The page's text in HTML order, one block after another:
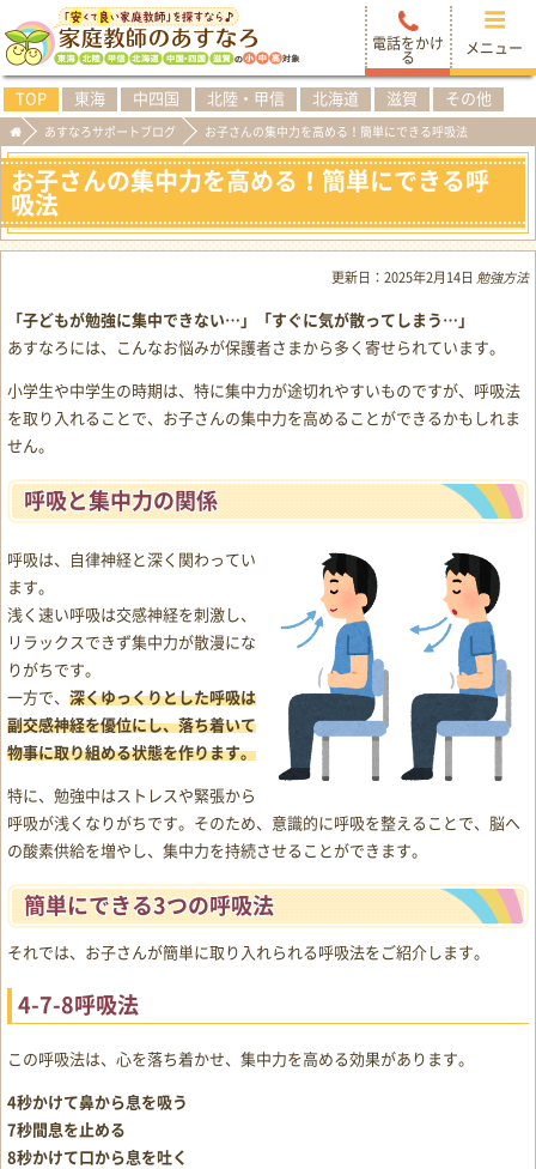
電話をかけ
る
メニュー
TOP 東海 中四国 北陸・甲信 北海道 滋賀 その他
あすなろサポートブログ お子さんの集中力を高める！簡単にできる呼吸法
お子さんの集中力を高める！簡単にできる呼
吸法
更新日： 2025年2月14日 勉強方法
「子どもが勉強に集中できない…」「すぐに気が散ってしまう…」
あすなろには、こんなお悩みが保護者さまから多く寄せられています。
小学生や中学生の時期は、特に集中力が途切れやすいものですが、呼吸法
を取り入れることで、お子さんの集中力を高めることができるかもしれま
せん。
呼吸と集中力の関係
呼吸は、自律神経と深く関わってい
ます。
浅く速い呼吸は交感神経を刺激し、
リラックスできず集中力が散漫にな
りがちです。
一方で、 深くゆっくりとした呼吸は
副交感神経を優位にし、落ち着いて
物事に取り組める状態を作ります。
特に、勉強中はストレスや緊張から
呼吸が浅くなりがちです。そのため、意識的に呼吸を整えることで、脳へ
の酸素供給を増やし、集中力を持続させることができます。
簡単にできる3つの呼吸法
それでは、お子さんが簡単に取り入れられる呼吸法をご紹介します。
4-7-8呼吸法
この呼吸法は、心を落ち着かせ、集中力を高める効果があります。
4秒かけて鼻から息を吸う
7秒間息を止める
8秒かけて口から息を吐く